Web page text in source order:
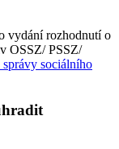
vydání rozhodnutí o
OSSZ/ PSSZ/
sociálního